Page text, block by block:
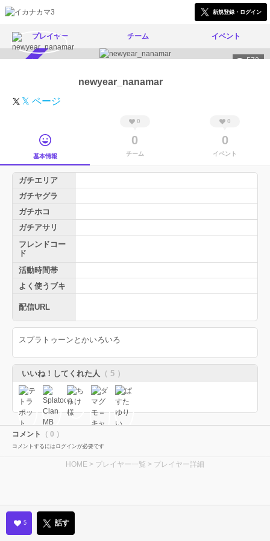
新規登録・ログイン
プレイヤー チーム イベント
573
newyear_nanamar
𝕏 ページ
基本情報
0
0
チーム
0
0
イベント
ガチエリア
ガチヤグラ
ガチホコ
ガチアサリ
フレンドコー
ド
活動時間帯
よく使うブキ
配信URL
スプラトゥーンとかいろいろ
いいね！してくれた人 （ 5 ）
コメント （ 0 ）
コメントするにはログインが必要です
HOME > プレイヤー一覧 > プレイヤー詳細
5 話す